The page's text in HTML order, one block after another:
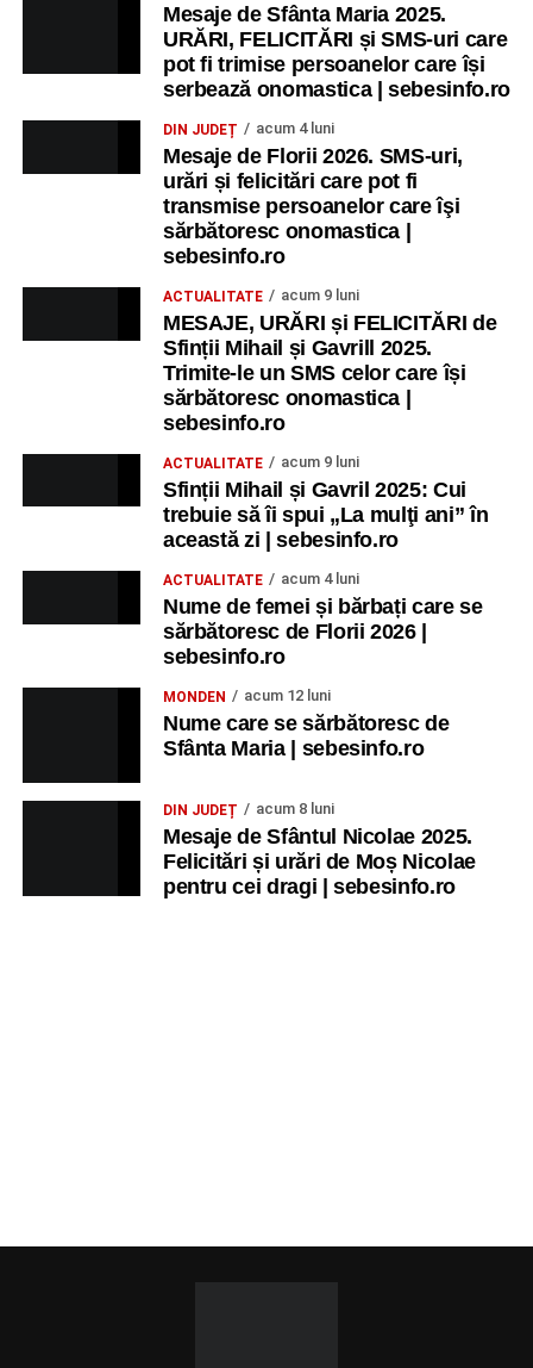
Mesaje de Sfânta Maria 2025.
URĂRI, FELICITĂRI și SMS-uri care
pot fi trimise persoanelor care își
serbează onomastica | sebesinfo.ro
DIN JUDEȚ acum 4 luni
Mesaje de Florii 2026. SMS-uri,
urări și felicitări care pot fi
transmise persoanelor care îşi
sărbătoresc onomastica |
sebesinfo.ro
ACTUALITATE acum 9 luni
MESAJE, URĂRI și FELICITĂRI de
Sfinții Mihail și Gavrill 2025.
Trimite-le un SMS celor care își
sărbătoresc onomastica |
sebesinfo.ro
ACTUALITATE acum 9 luni
Sfinții Mihail și Gavril 2025: Cui
trebuie să îi spui „La mulţi ani” în
această zi | sebesinfo.ro
ACTUALITATE acum 4 luni
Nume de femei și bărbați care se
sărbătoresc de Florii 2026 |
sebesinfo.ro
MONDEN acum 12 luni
Nume care se sărbătoresc de
Sfânta Maria | sebesinfo.ro
DIN JUDEȚ acum 8 luni
Mesaje de Sfântul Nicolae 2025.
Felicitări și urări de Moș Nicolae
pentru cei dragi | sebesinfo.ro